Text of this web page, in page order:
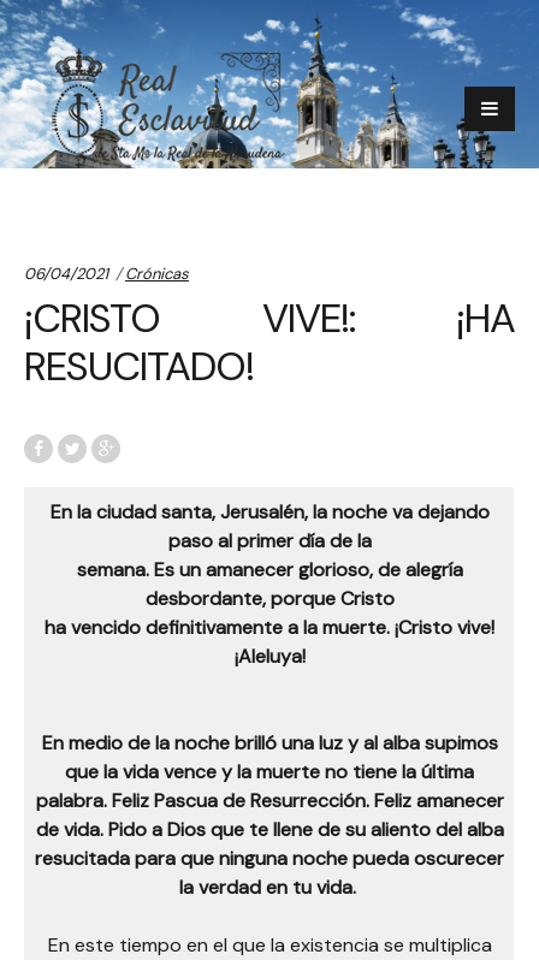
06/04/2021 Categories:
Crónicas
¡CRISTO VIVE!: ¡HA
RESUCITADO!
En la ciudad santa, Jerusalén, la noche va dejando
paso al primer día de la
semana. Es un amanecer glorioso, de alegría
desbordante, porque Cristo
ha vencido definitivamente a la muerte. ¡Cristo vive!
¡Aleluya!
En medio de la noche brilló una luz y al alba supimos
que la vida vence y la muerte no tiene la última
palabra. Feliz Pascua de Resurrección. Feliz amanecer
de vida. Pido a Dios que te llene de su aliento del alba
resucitada para que ninguna noche pueda oscurecer
la verdad en tu vida.
En este tiempo en el que la existencia se multiplica